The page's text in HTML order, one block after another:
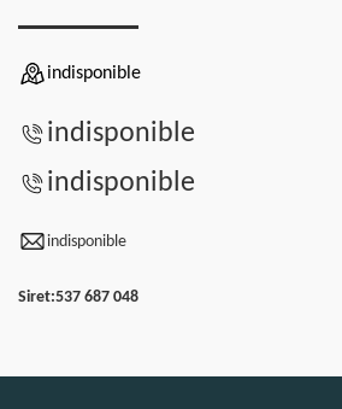
indisponible
indisponible
indisponible
indisponible
Siret:537 687 048